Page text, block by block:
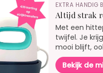
EXTRA HANDIG
Altijd strak
Met een
twijfel. Je
mooi blijft,
Bekijk de